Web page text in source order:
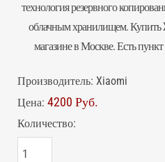
технология резервного
облачным хранилищем.
магазине в Москве. Есть
Производитель: Xiaomi
Цена: 4200 Руб.
Количество: